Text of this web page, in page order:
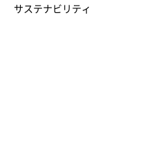
サステナビリティ